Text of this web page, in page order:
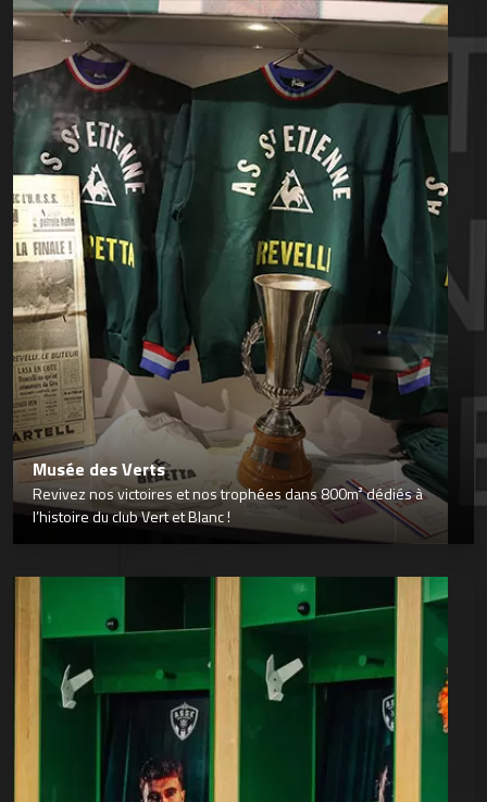
Musée des Verts
Revivez nos victoires et nos trophées dans 800m² dédiés à
l’histoire du club Vert et Blanc !